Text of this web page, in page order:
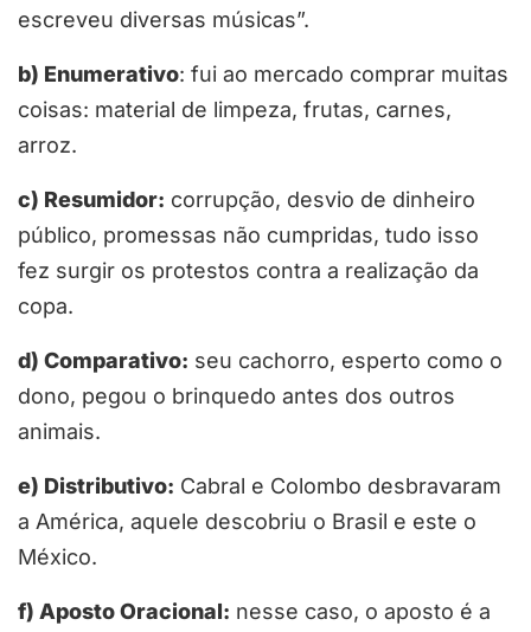
escreveu diversas músicas”.
b) Enumerativo: fui ao mercado comprar muitas
coisas: material de limpeza, frutas, carnes,
arroz.
c) Resumidor: corrupção, desvio de dinheiro
público, promessas não cumpridas, tudo isso
fez surgir os protestos contra a realização da
copa.
d) Comparativo: seu cachorro, esperto como o
dono, pegou o brinquedo antes dos outros
animais.
e) Distributivo: Cabral e Colombo desbravaram
a América, aquele descobriu o Brasil e este o
México.
f) Aposto Oracional: nesse caso, o aposto é a